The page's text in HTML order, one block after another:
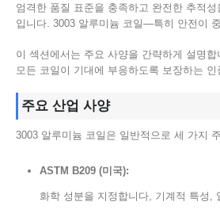
엄격한 품질 표준을 충족하고 완전한 추적
입니다. 3003 알루미늄 코일—특히 안전이
이 섹션에서는 주요 사양을 간략하게 설명합
모든 코일이 기대에 부응하도록 보장하는 인
주요 산업 사양
3003 알루미늄 코일은 일반적으로 세 가지
ASTM B209 (미국):
화학 성분을 지정합니다, 기계적 특성,